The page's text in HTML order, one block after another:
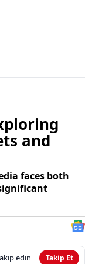
and
faces both
edin Takip Et